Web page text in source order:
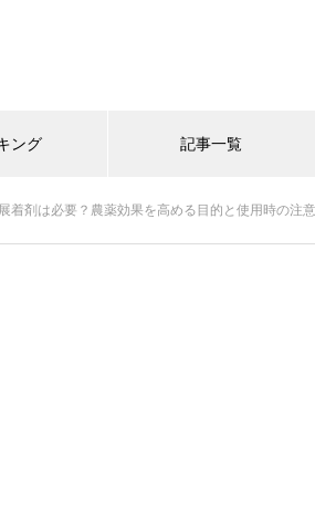
ング 記事一覧
着剤は必要？農薬効果を高める目的と使用時の注